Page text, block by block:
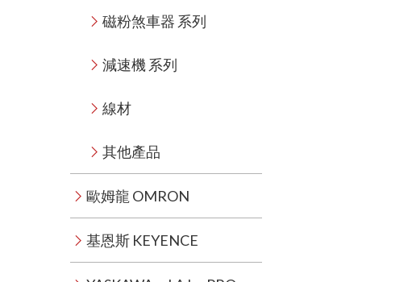
磁粉煞車器 系列
減速機 系列
線材
其他產品
歐姆龍 OMRON
基恩斯 KEYENCE